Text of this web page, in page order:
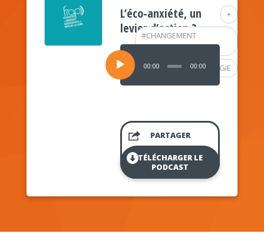
+
#CHANGEMENT
CLIMATIQUE
#PSYCHOLOGIE
L’éco-anxiété, un
levier d’action ?
Lecteur
audio
00:00 00:00
PARTAGER
TÉLÉCHARGER LE
PODCAST